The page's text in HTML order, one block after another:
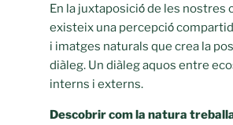
En la juxtaposició́ de les nostres
existeix una percepció́
i imatges naturals que crea la
diàleg. Un diàleg aquos entre
interns i externs.
Descobrir com la natura